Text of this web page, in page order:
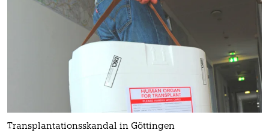
Transplantationsskandal in Göttingen